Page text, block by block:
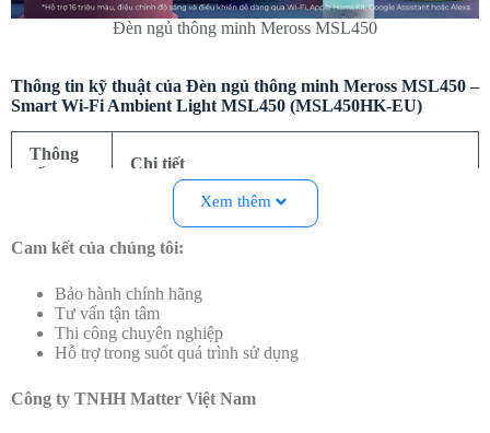
Đèn ngủ thông minh Meross MSL450
Thông tin kỹ thuật của Đèn ngủ thông minh Meross MSL450 –
Smart Wi-Fi Ambient Light MSL450 (MSL450HK-EU)
Thông
số
Chi tiết
MSL450HK-EU
Wi-Fi 2.4GHz, không cần hub trung tâm
Hệ điều
hành
tương
Apple HomeKit, Amazon Alexa, Google
Assistant, SmartThings (kết nối qua Hub điều
khiển thông minh)
Màu sắc
Xem thêm
Cam kết của chúng tôi:
Bảo hành chính hãng
Tư vấn tận tâm
Thi công chuyên nghiệp
Hỗ trợ trong suốt quá trình sử dụng
Công ty TNHH Matter Việt Nam